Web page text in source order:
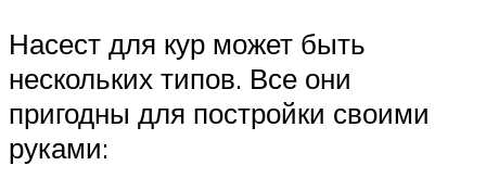
Насест для кур может быть
нескольких типов. Все они
пригодны для постройки своими
руками: